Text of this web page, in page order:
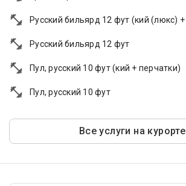
Русский бильярд 12 фут (кий (люкс)
Русский бильярд 12 фут
Пул, русский 10 фут (кий + перчатки)
Пул, русский 10 фут
Все услуги на курорте